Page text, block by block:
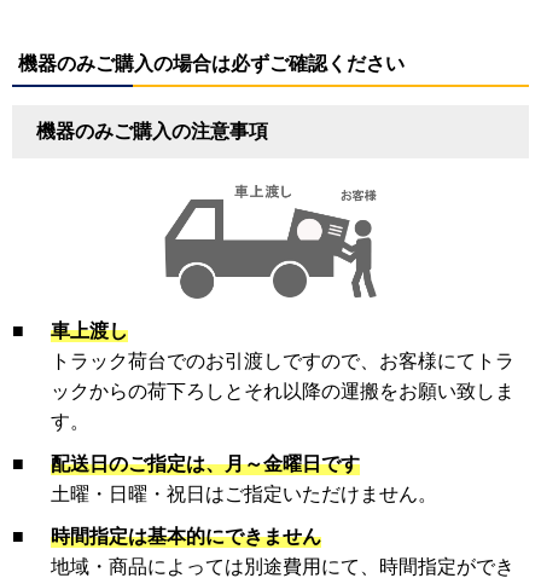
機器のみご購入の場合は必ずご確認ください
機器のみご購入の注意事項
■
車上渡し
トラック荷台でのお引渡しですので、お客様にてトラ
ックからの荷下ろしとそれ以降の運搬をお願い致しま
す。
■
配送日のご指定は、月～金曜日です
土曜・日曜・祝日はご指定いただけません。
■
時間指定は基本的にできません
地域・商品によっては別途費用にて、時間指定ができ